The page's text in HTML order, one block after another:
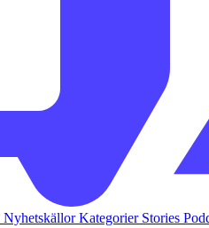
NyhetskällorKategorier Stories